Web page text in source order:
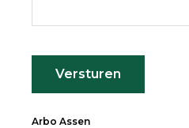
Versturen
Arbo Assen